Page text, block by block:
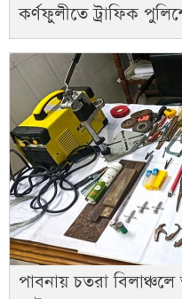
কর্ণফুলীতে ট্রাফিক
পাবনায় চতরা বিলাঞ্চলে